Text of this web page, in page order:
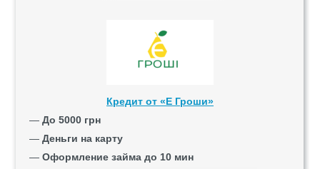
Кредит от «Е Гроши»
— До 5000 грн
— Деньги на карту
— Оформление займа до 10 мин